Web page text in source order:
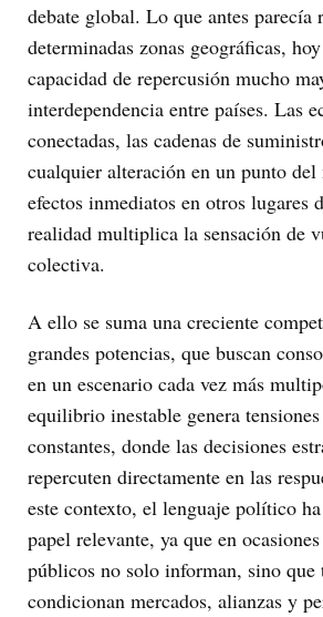
debate global. Lo que antes parecía
determinadas zonas geográficas,
capacidad de repercusión mucho
interdependencia entre países. Las
conectadas, las cadenas de
cualquier alteración en un punto del
efectos inmediatos en otros lugares
realidad multiplica la sensación de
colectiva.
A ello se suma una creciente
grandes potencias, que buscan
en un escenario cada vez más
equilibrio inestable genera
constantes, donde las decisiones
repercuten directamente en las
este contexto, el lenguaje político
papel relevante, ya que en
públicos no solo informan, sino que
condicionan mercados, alianzas y